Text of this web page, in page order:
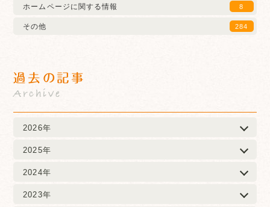
ホームページに関する情報
8
その他 284
過去の記事
Archive
2026年
2025年
2024年
2023年